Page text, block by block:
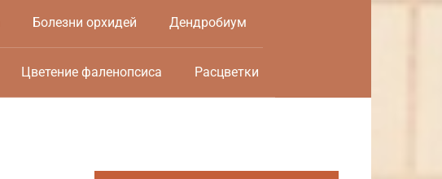
Болезни орхидей Дендробиум
Цветение фаленопсиса Расцветки